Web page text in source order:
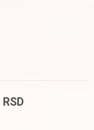
RSD